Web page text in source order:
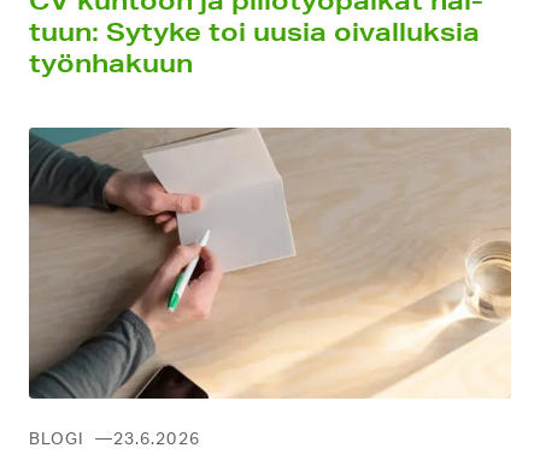
tuun: Sytyke toi uusia oival­luksia
työn­hakuun
BLOGI 23.6.2026